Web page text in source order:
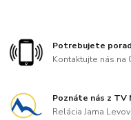
Potrebujete
Kontaktujte nás na
Poznáte nás z TV
Relácia Jama